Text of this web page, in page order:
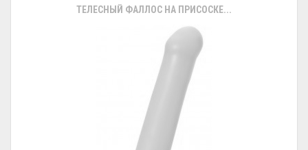
ТЕЛЕСНЫЙ ФАЛЛОС НА ПРИСОСКЕ...